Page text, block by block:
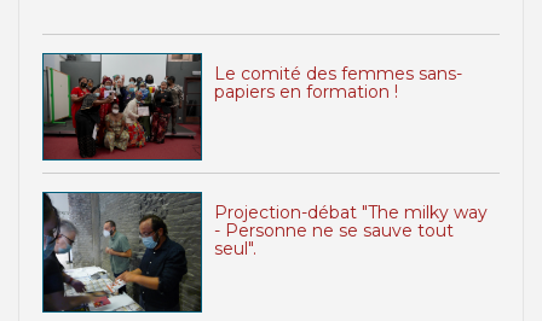
Le comité des femmes sans-
papiers en formation !
Projection-débat "The milky way
- Personne ne se sauve tout
seul".